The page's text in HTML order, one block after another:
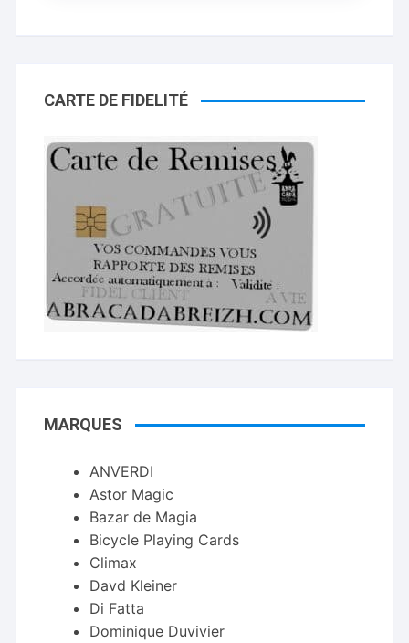
CARTE DE FIDELITÉ
MARQUES
ANVERDI
Astor Magic
Bazar de Magia
Bicycle Playing Cards
Climax
Davd Kleiner
Di Fatta
Dominique Duvivier